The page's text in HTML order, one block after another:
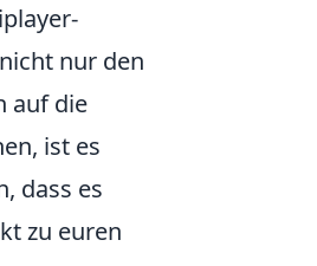
nur den
auf die
ist es
dass es
zu euren